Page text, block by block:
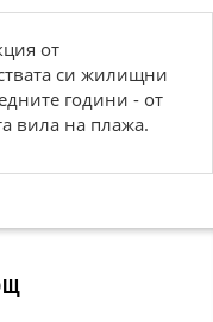
от
си жилищни
години - от
вила на плажа.